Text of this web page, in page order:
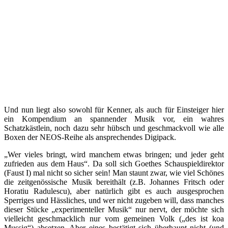
Und nun liegt also sowohl für Kenner, als auch für Einsteiger hier
ein Kompendium an spannender Musik vor, ein wahres
Schatzkästlein, noch dazu sehr hübsch und geschmackvoll wie alle
Boxen der NEOS-Reihe als ansprechendes Digipack.
„Wer vieles bringt, wird manchem etwas bringen; und jeder geht
zufrieden aus dem Haus“. Da soll sich Goethes Schauspieldirektor
(Faust I) mal nicht so sicher sein! Man staunt zwar, wie viel Schönes
die zeitgenössische Musik bereithält (z.B. Johannes Fritsch oder
Horatiu Radulescu), aber natürlich gibt es auch ausgesprochen
Sperriges und Hässliches, und wer nicht zugeben will, dass manches
dieser Stücke „experimenteller Musik“ nur nervt, der möchte sich
vielleicht geschmacklich nur vom gemeinen Volk („des ist koa